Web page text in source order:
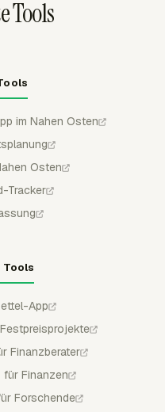
aufzubauen.
Tools
im Nahen Osten
Osten
Tracker
Tools
App
Finanzberater
Finanzen
Forschende